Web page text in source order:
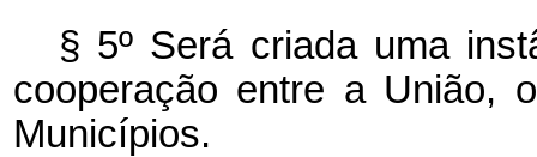
§ 5º Será criada uma
cooperação entre a União,
Municípios.